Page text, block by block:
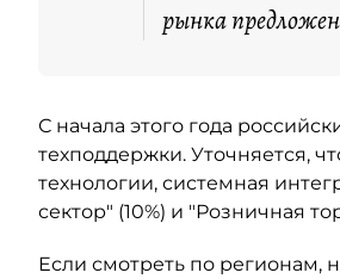
рынка
С начала этого года
техподдержки. Уточняется,
технологии, системная
сектор" (10%) и "Розничная
Если смотреть по регионам,